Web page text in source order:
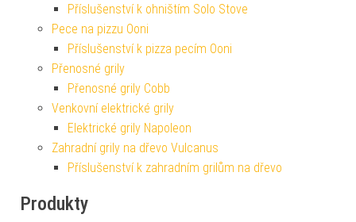
Příslušenství k ohništím Solo Stove
Pece na pizzu Ooni
Příslušenství k pizza pecím Ooni
Přenosné grily
Přenosné grily Cobb
Venkovní elektrické grily
Elektrické grily Napoleon
Zahradní grily na dřevo Vulcanus
Příslušenství k zahradním grilům na dřevo
Produkty